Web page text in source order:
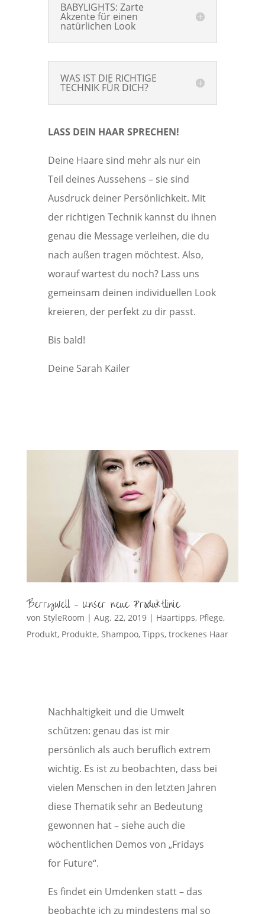
BABYLIGHTS: Zarte
Akzente für einen
natürlichen Look
WAS IST DIE RICHTIGE
TECHNIK FÜR DICH?
LASS DEIN HAAR SPRECHEN!
Deine Haare sind mehr als nur ein
Teil deines Aussehens – sie sind
Ausdruck deiner Persönlichkeit. Mit
der richtigen Technik kannst du ihnen
genau die Message verleihen, die du
nach außen tragen möchtest. Also,
worauf wartest du noch? Lass uns
gemeinsam deinen individuellen Look
kreieren, der perfekt zu dir passt.
Bis bald!
Deine Sarah Kailer
Berrywell – Unser neue Produktlinie
von StyleRoom | Aug. 22, 2019| Haartipps, Pflege,
Produkt, Produkte, Shampoo, Tipps, trockenes Haar
Nachhaltigkeit und die Umwelt
schützen: genau das ist mir
persönlich als auch beruflich extrem
wichtig. Es ist zu beobachten, dass bei
vielen Menschen in den letzten Jahren
diese Thematik sehr an Bedeutung
gewonnen hat – siehe auch die
wöchentlichen Demos von „Fridays
for Future“.
Es findet ein Umdenken statt – das
beobachte ich zu mindestens mal so